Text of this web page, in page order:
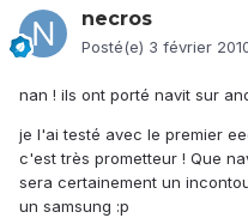
necros
Posté(e) 3 février
nan ! ils ont porté navit sur
je l'ai testé avec le premier
c'est très prometteur ! Que
sera certainement un
un samsung :p